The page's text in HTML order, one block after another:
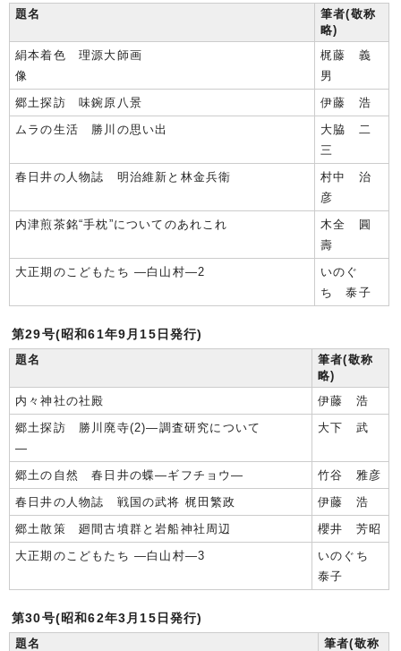
題名
筆者(敬称
略)
絹本着色 理源大師画
像
梶藤 義
男
郷土探訪 味鋺原八景
伊藤 浩
ムラの生活 勝川の思い出
大脇 二
三
春日井の人物誌 明治維新と林金兵衛
村中 治
彦
内津煎茶銘“手枕”についてのあれこれ
木全 圓
壽
大正期のこどもたち ―白山村―2
いのぐ
ち 泰子
第29号(昭和61年9月15日発行)
題名
筆者(敬称
略)
内々神社の社殿
伊藤 浩
郷土探訪 勝川廃寺(2)―調査研究について
―
大下 武
郷土の自然 春日井の蝶―ギフチョウ―
竹谷 雅彦
春日井の人物誌 戦国の武将 梶田繁政
伊藤 浩
郷土散策 廻間古墳群と岩船神社周辺
櫻井 芳昭
大正期のこどもたち ―白山村―3
いのぐち
泰子
第30号(昭和62年3月15日発行)
題名
筆者(敬称